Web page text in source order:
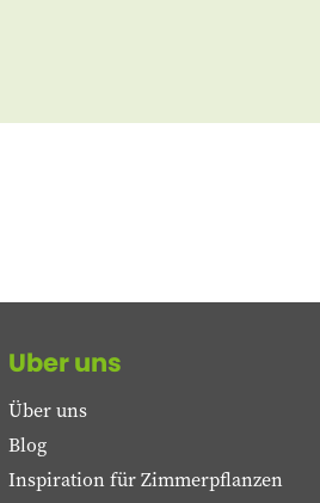
Uber uns
Über uns
Blog
Inspiration für Zimmerpflanzen